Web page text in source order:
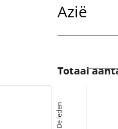
Azië
Totaal
De leden